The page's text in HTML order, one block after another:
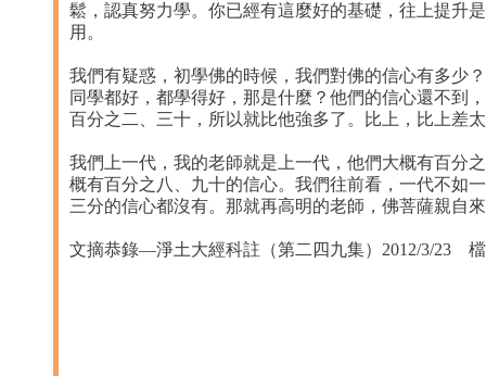
鬆，認真努力學。你已經有這麼好的基礎，往上提升
用。
我們有疑惑，初學佛的時候，我們對佛的信心有多少
同學都好，都學得好，那是什麼？他們的信心還不到
百分之二、三十，所以就比他強多了。比上，比上差
我們上一代，我的老師就是上一代，他們大概有百分
概有百分之八、九十的信心。我們往前看，一代不如
三分的信心都沒有。那就再高明的老師，佛菩薩親自
文摘恭錄—淨土大經科註（第二四九集）2012/3/23 檔